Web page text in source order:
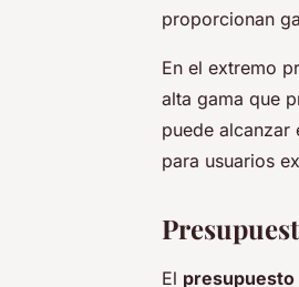
proporcionan
En el extremo
alta gama que
puede alcanzar
para usuarios
El presupuesto